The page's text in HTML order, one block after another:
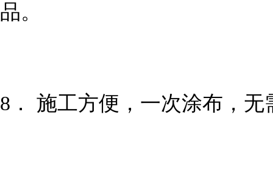
品。
8． 施工方便，一次涂布，